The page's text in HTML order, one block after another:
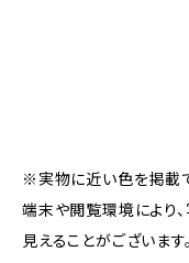
※実物に近い色を掲載
端末や閲覧環境により
見えることがございます。